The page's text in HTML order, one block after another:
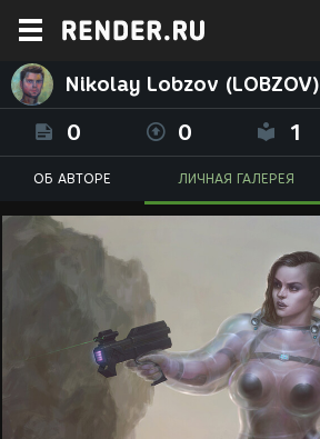
Nikolay Lobzov (LOBZOV)
0 0 1
ОБ АВТОРЕ ЛИЧНАЯ ГАЛЕРЕЯ